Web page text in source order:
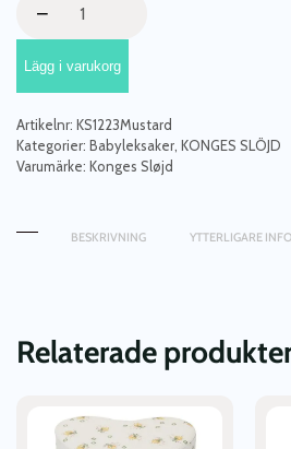
Sløjd,
bitleksak
Mustard
lion
mängd
−
Lägg i varukorg
Artikelnr: KS1223Mustard
Kategorier: Babyleksaker KONGES SLÖJD
Varumärke: Konges Sløjd
BESKRIVNING YTTERLIGARE
Relaterade